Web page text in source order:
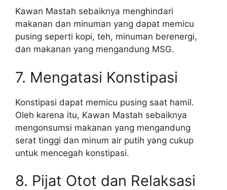
Kawan Mastah sebaiknya menghindari
makanan dan minuman yang dapat memicu
pusing seperti kopi, teh, minuman berenergi,
dan makanan yang mengandung MSG.
7. Mengatasi Konstipasi
Konstipasi dapat memicu pusing saat hamil.
Oleh karena itu, Kawan Mastah sebaiknya
mengonsumsi makanan yang mengandung
serat tinggi dan minum air putih yang cukup
untuk mencegah konstipasi.
8. Pijat Otot dan Relaksasi